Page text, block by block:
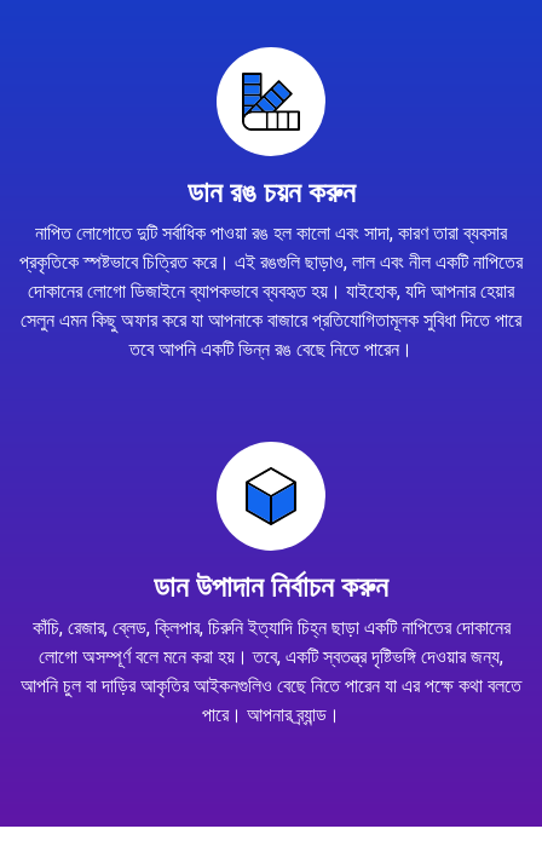
ডান রঙ চয়ন করুন
নাপিত লোগোতে দুটি সর্বাধিক পাওয়া রঙ হল কালো এবং সাদা, কারণ তারা ব্যবসার
প্রকৃতিকে স্পষ্টভাবে চিত্রিত করে। এই রঙগুলি ছাড়াও, লাল এবং নীল একটি নাপিতের
দোকানের লোগো ডিজাইনে ব্যাপকভাবে ব্যবহৃত হয়। যাইহোক, যদি আপনার হেয়ার
সেলুন এমন কিছু অফার করে যা আপনাকে বাজারে প্রতিযোগিতামূলক সুবিধা দিতে পারে
তবে আপনি একটি ভিন্ন রঙ বেছে নিতে পারেন।
ডান উপাদান নির্বাচন করুন
কাঁচি, রেজার, ব্লেড, ক্লিপার, চিরুনি ইত্যাদি চিহ্ন ছাড়া একটি নাপিতের দোকানের
লোগো অসম্পূর্ণ বলে মনে করা হয়। তবে, একটি স্বতন্ত্র দৃষ্টিভঙ্গি দেওয়ার জন্য,
আপনি চুল বা দাড়ির আকৃতির আইকনগুলিও বেছে নিতে পারেন যা এর পক্ষে কথা বলতে
পারে। আপনার ব্র্যান্ড।